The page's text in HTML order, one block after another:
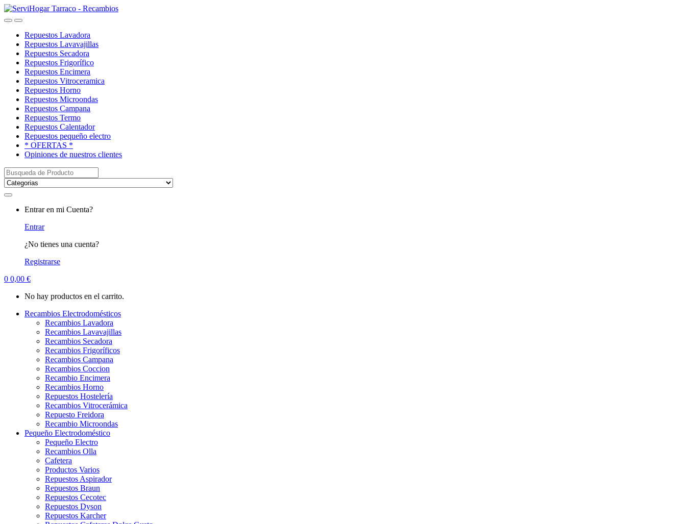
Saltar
a
saltar
al
OpenClose
Repuestos Lavadora
Repuestos Lavavajillas
Repuestos Secadora
Repuestos Frigorífico
Repuestos Encimera
Repuestos Vitroceramica
Repuestos Horno
Repuestos Microondas
Repuestos Campana
Repuestos Termo
Repuestos Calentador
Repuestos pequeño electro
* OFERTAS *
Opiniones de nuestros clientes
Buscar:
Entrar en mi Cuenta?
Entrar
¿No tienes una cuenta?
Registrarse
0 0,00 €
No hay productos en el carrito.
Recambios Electrodomésticos
Recambios Lavadora
Recambios Lavavajillas
Recambios Secadora
Recambios Frigoríficos
Recambios Campana
Recambios Coccion
Recambio Encimera
Recambios Horno
Repuestos Hostelería
Recambios Vitrocerámica
Repuesto Freidora
Recambio Microondas
Pequeño Electrodoméstico
Pequeño Electro
Recambios Olla
Cafetera
Productos Varios
Repuestos Aspirador
Repuestos Braun
Repuestos Cecotec
Repuestos Dyson
Repuestos Karcher